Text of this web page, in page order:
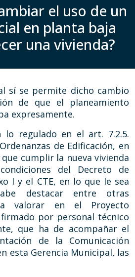
el uso de un
en planta baja
una vivienda?
sí se permite dicho cambio
de que el planeamiento
expresamente.
lo regulado en el art. 7.2.5.
de Edificación, en
que cumplir la nueva vivienda
del Decreto de
I y el CTE, en lo que le sea
destacar entre otras
a valorar en el Proyecto
por personal técnico
que ha de acompañar el
de la Comunicación
esta Gerencia Municipal, las